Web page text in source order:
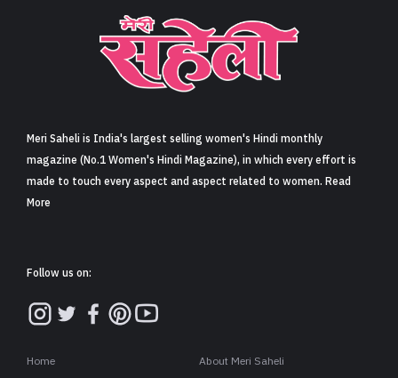
व्यंग्य- एक साधारण वस्तु का असाधारण संदेश… (Satire- The
extraordinary message of an ordinary object…)
“वो तो बस जूतों का यार है.”
कल चाचाजी बेटे को डांट रहे थे, "तू तो जूते खाए बिना मानेगा नहीं!” तब पता
चला कि जूते खाए भी जाते हैं.
हमने उनसे पूछा, “क्या हुआ?”